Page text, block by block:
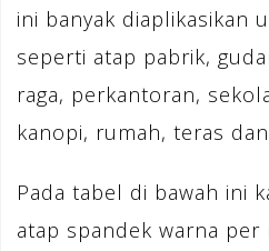
ini banyak diaplikasikan
seperti atap pabrik,
raga, perkantoran,
kanopi, rumah, teras
Pada tabel di bawah ini
atap spandek warna